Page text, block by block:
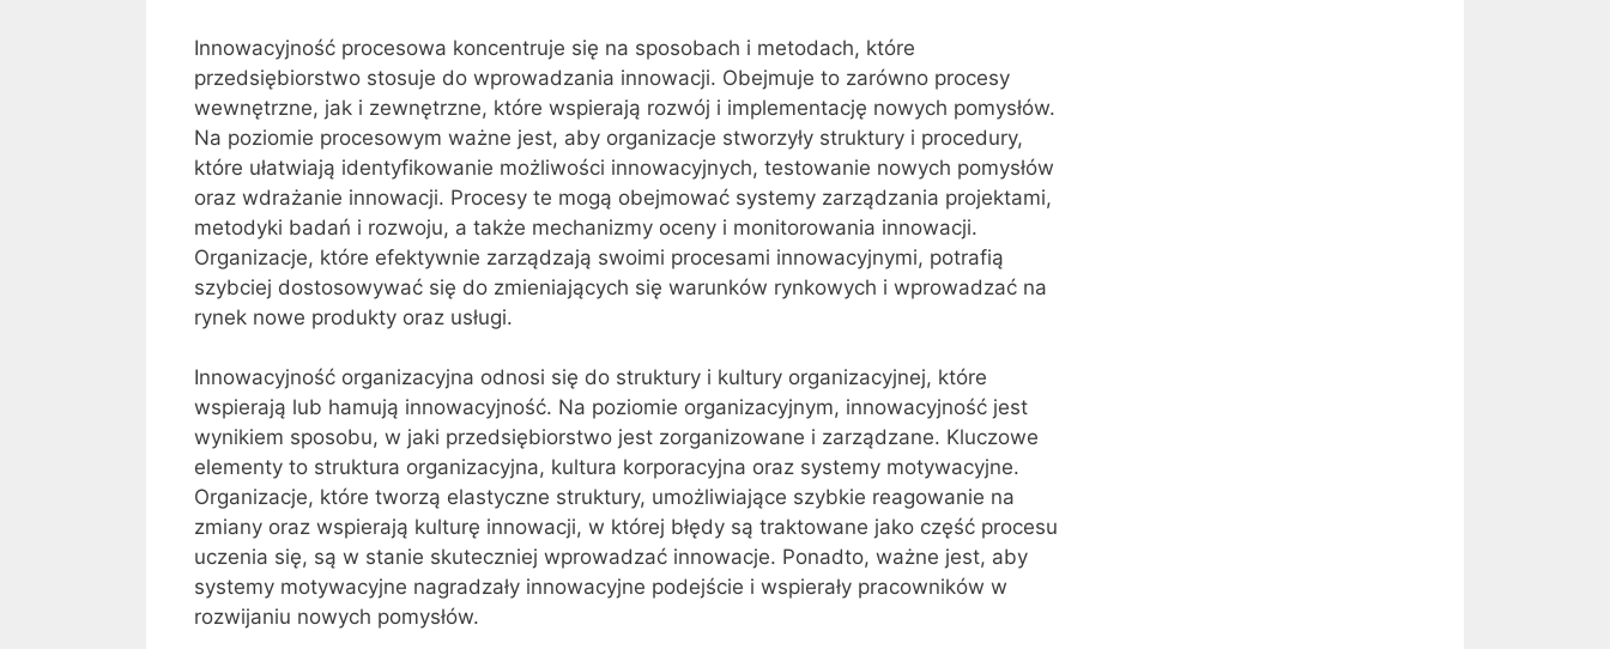
Innowacyjność procesowa koncentruje się na sposobach i metodach, które
przedsiębiorstwo stosuje do wprowadzania innowacji. Obejmuje to zarówno procesy
wewnętrzne, jak i zewnętrzne, które wspierają rozwój i implementację nowych pomysłów.
Na poziomie procesowym ważne jest, aby organizacje stworzyły struktury i procedury,
które ułatwiają identyfikowanie możliwości innowacyjnych, testowanie nowych pomysłów
oraz wdrażanie innowacji. Procesy te mogą obejmować systemy zarządzania projektami,
metodyki badań i rozwoju, a także mechanizmy oceny i monitorowania innowacji.
Organizacje, które efektywnie zarządzają swoimi procesami innowacyjnymi, potrafią
szybciej dostosowywać się do zmieniających się warunków rynkowych i wprowadzać na
rynek nowe produkty oraz usługi.
Innowacyjność organizacyjna odnosi się do struktury i kultury organizacyjnej, które
wspierają lub hamują innowacyjność. Na poziomie organizacyjnym, innowacyjność jest
wynikiem sposobu, w jaki przedsiębiorstwo jest zorganizowane i zarządzane. Kluczowe
elementy to struktura organizacyjna, kultura korporacyjna oraz systemy motywacyjne.
Organizacje, które tworzą elastyczne struktury, umożliwiające szybkie reagowanie na
zmiany oraz wspierają kulturę innowacji, w której błędy są traktowane jako część procesu
uczenia się, są w stanie skuteczniej wprowadzać innowacje. Ponadto, ważne jest, aby
systemy motywacyjne nagradzały innowacyjne podejście i wspierały pracowników w
rozwijaniu nowych pomysłów.